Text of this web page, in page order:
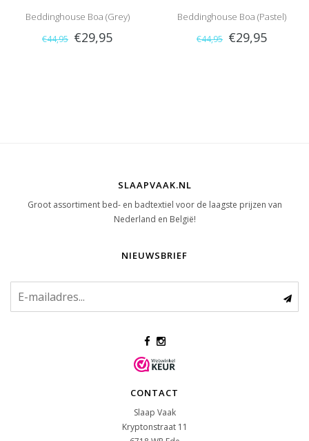
Beddinghouse Boa (Grey)
€44,95 €29,95
Beddinghouse Boa (Pastel)
€44,95 €29,95
SLAAPVAAK.NL
Groot assortiment bed- en badtextiel voor de laagste prijzen van
Nederland en België!
NIEUWSBRIEF
CONTACT
Slaap Vaak
Kryptonstraat 11